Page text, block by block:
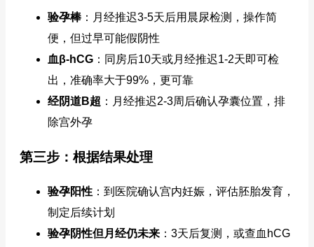
验孕棒：月经推迟3-5天后用晨尿检测，操作简
便，但过早可能假阴性
血β-hCG ：同房后10天或月经推迟1-2天即可检
出，准确率大于99%，更可靠
经阴道B超 ：月经推迟2-3周后确认孕囊位置，排
除宫外孕
第三步：根据结果处理
验孕阳性 ：到医院确认宫内妊娠，评估胚胎发育，
制定后续计划
验孕阴性但月经仍未来 ：3天后复测，或查血hCG